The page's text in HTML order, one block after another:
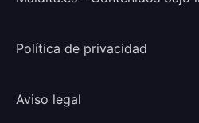
Política de privacidad
Aviso legal